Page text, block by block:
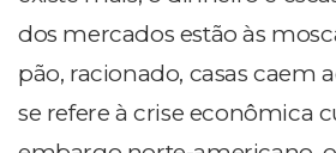
dos mercados estão às
pão, racionado, casas caem
se refere à crise econômica